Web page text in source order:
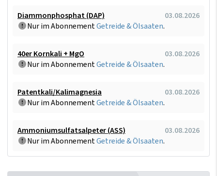
Diammonphosphat (DAP)
03.08.2026
Nur im AbonnementGetreide & Ölsaaten.
40er Kornkali + MgO
03.08.2026
Nur im AbonnementGetreide & Ölsaaten.
Patentkali/Kalimagnesia
03.08.2026
Nur im AbonnementGetreide & Ölsaaten.
Ammoniumsulfatsalpeter (ASS)
03.08.2026
Nur im AbonnementGetreide & Ölsaaten.